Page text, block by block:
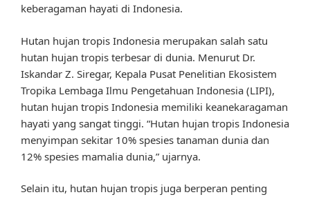
keberagaman hayati di Indonesia.
Hutan hujan tropis Indonesia merupakan salah satu
hutan hujan tropis terbesar di dunia. Menurut Dr.
Iskandar Z. Siregar, Kepala Pusat Penelitian Ekosistem
Tropika Lembaga Ilmu Pengetahuan Indonesia (LIPI),
hutan hujan tropis Indonesia memiliki keanekaragaman
hayati yang sangat tinggi. “Hutan hujan tropis Indonesia
menyimpan sekitar 10% spesies tanaman dunia dan
12% spesies mamalia dunia,” ujarnya.
Selain itu, hutan hujan tropis juga berperan penting